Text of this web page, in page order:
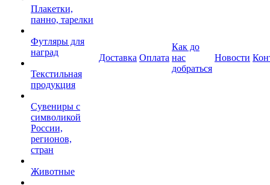
Плакетки,
панно, тарелки
Футляры для
наград
Текстильная
продукция
Сувениры с
символикой
России,
регионов,
стран
Животные
Доставка Оплата
Как до
нас
добраться
Новости